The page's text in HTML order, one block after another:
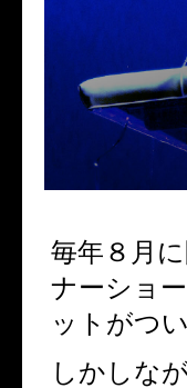
毎年８月
ナーショ
ットがつ
しかしな